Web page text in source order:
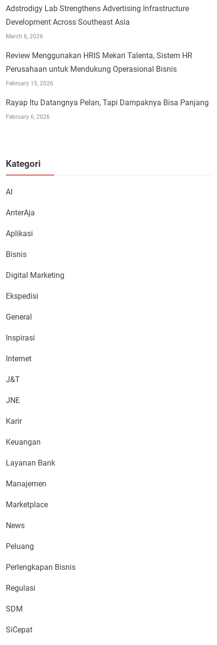
Adstrodigy Lab Strengthens Advertising Infrastructure
Development Across Southeast Asia
March 6, 2026
Review Menggunakan HRIS Mekari Talenta, Sistem HR
Perusahaan untuk Mendukung Operasional Bisnis
February 15, 2026
Rayap Itu Datangnya Pelan, Tapi Dampaknya Bisa Panjang
February 6, 2026
Kategori
AI
AnterAja
Aplikasi
Bisnis
Digital Marketing
Ekspedisi
General
Inspirasi
Internet
J&T
JNE
Karir
Keuangan
Layanan Bank
Manajemen
Marketplace
News
Peluang
Perlengkapan Bisnis
Regulasi
SDM
SiCepat